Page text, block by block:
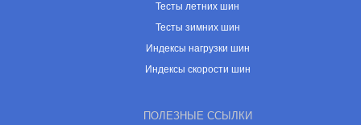
Тесты летних шин
Тесты зимних шин
Индексы нагрузки шин
Индексы скорости шин
ПОЛЕЗНЫЕ ССЫЛКИ